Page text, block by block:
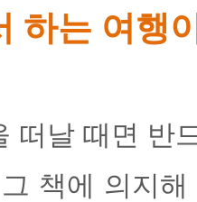
하는 여행
떠날 때면 반
책에 의지